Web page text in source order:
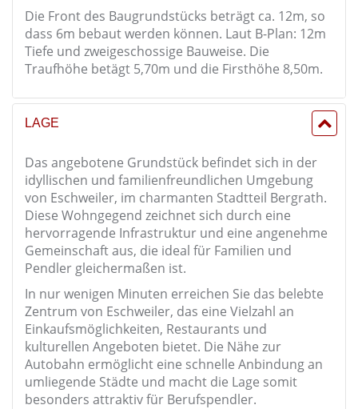
Die Front des Baugrundstücks beträgt ca. 12m, so
dass 6m bebaut werden können. Laut B-Plan: 12m
Tiefe und zweigeschossige Bauweise. Die
Traufhöhe betägt 5,70m und die Firsthöhe 8,50m.
LAGE
Das angebotene Grundstück befindet sich in der
idyllischen und familienfreundlichen Umgebung
von Eschweiler, im charmanten Stadtteil Bergrath.
Diese Wohngegend zeichnet sich durch eine
hervorragende Infrastruktur und eine angenehme
Gemeinschaft aus, die ideal für Familien und
Pendler gleichermaßen ist.
In nur wenigen Minuten erreichen Sie das belebte
Zentrum von Eschweiler, das eine Vielzahl an
Einkaufsmöglichkeiten, Restaurants und
kulturellen Angeboten bietet. Die Nähe zur
Autobahn ermöglicht eine schnelle Anbindung an
umliegende Städte und macht die Lage somit
besonders attraktiv für Berufspendler.